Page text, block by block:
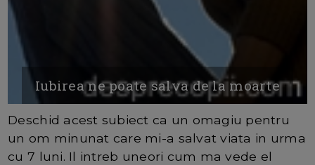
Iubirea ne poate salva de la moarte
Deschid acest subiect ca un omagiu pentru
un om minunat care mi-a salvat viata in urma
cu 7 luni. Il intreb uneori cum ma vede el